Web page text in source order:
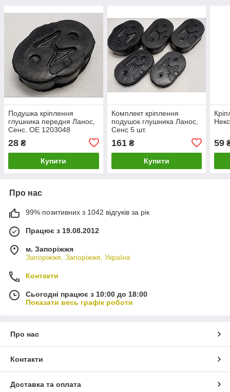
Подушка кріплення
глушника передня Ланос,
Сенс. OE 1203048
28 ₴
Купити
Комплект кріплення
подушок глушника Ланос,
Сенс 5 шт.
161₴
Купити
59
Про нас
99% позитивних з 1042 відгуків за рік
Працює з 19.08.2012
м. Запоріжжя
Запоріжжя, Запоріжжя, Україна
Контакти
Сьогодні працює з 10:00 до 18:00
Показати весь графік роботи
Про нас
Контакти
Доставка та оплата